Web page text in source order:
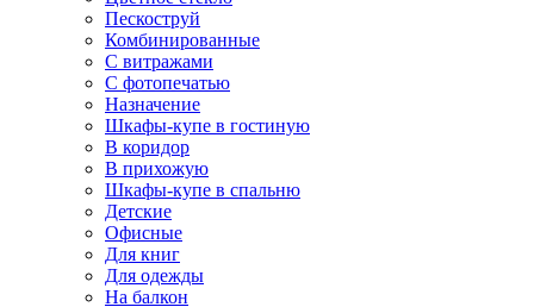
Пескоструй
Комбинированные
С витражами
С фотопечатью
Назначение
Шкафы-купе в гостиную
В коридор
В прихожую
Шкафы-купе в спальню
Детские
Офисные
Для книг
Для одежды
На балкон